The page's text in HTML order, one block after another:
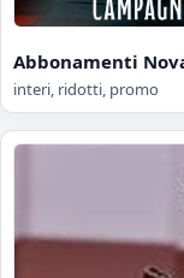
Abbonamenti
interi, ridotti, promo